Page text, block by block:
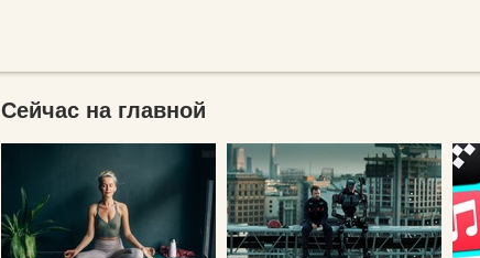
Сейчас на главной